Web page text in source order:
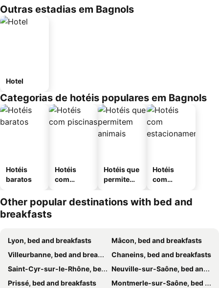
Outras estadias em Bagnols
Hotel
Categorias de hotéis populares em Bagnols
Hotéis
baratos
Hotéis
com
Hotéis que
permitem
Hotéis
com
mento
Other popular destinations with bed and
breakfasts
Lyon, bed and breakfasts
Mâcon, bed and breakfasts
Villeurbanne, bed and breakfasts
Chaneins, bed and breakfasts
Saint-Cyr-sur-le-Rhône, bed and breakfasts
Neuville-sur-Saône, bed and breakfasts
Prissé, bed and breakfasts
Montmerle-sur-Saône, bed and breakfasts